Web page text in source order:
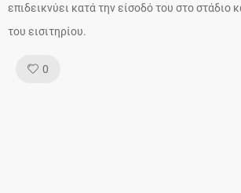
επιδεικνύει κατά την είσοδό του στο στάδιο
του εισιτηρίου.
0